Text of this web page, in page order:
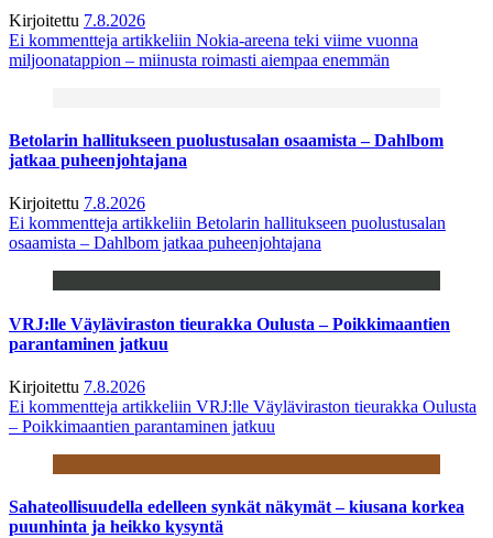
Kirjoitettu 7.8.2026
Ei kommentteja artikkeliin Nokia-areena teki viime vuonna
miljoonatappion – miinusta roimasti aiempaa enemmän
Betolarin hallitukseen puolustusalan osaamista – Dahlbom
jatkaa puheenjohtajana
Kirjoitettu 7.8.2026
Ei kommentteja artikkeliin Betolarin hallitukseen puolustusalan
osaamista – Dahlbom jatkaa puheenjohtajana
VRJ:lle Väyläviraston tieurakka Oulusta – Poikkimaantien
parantaminen jatkuu
Kirjoitettu 7.8.2026
Ei kommentteja artikkeliin VRJ:lle Väyläviraston tieurakka Oulusta
– Poikkimaantien parantaminen jatkuu
Sahateollisuudella edelleen synkät näkymät – kiusana korkea
puunhinta ja heikko kysyntä